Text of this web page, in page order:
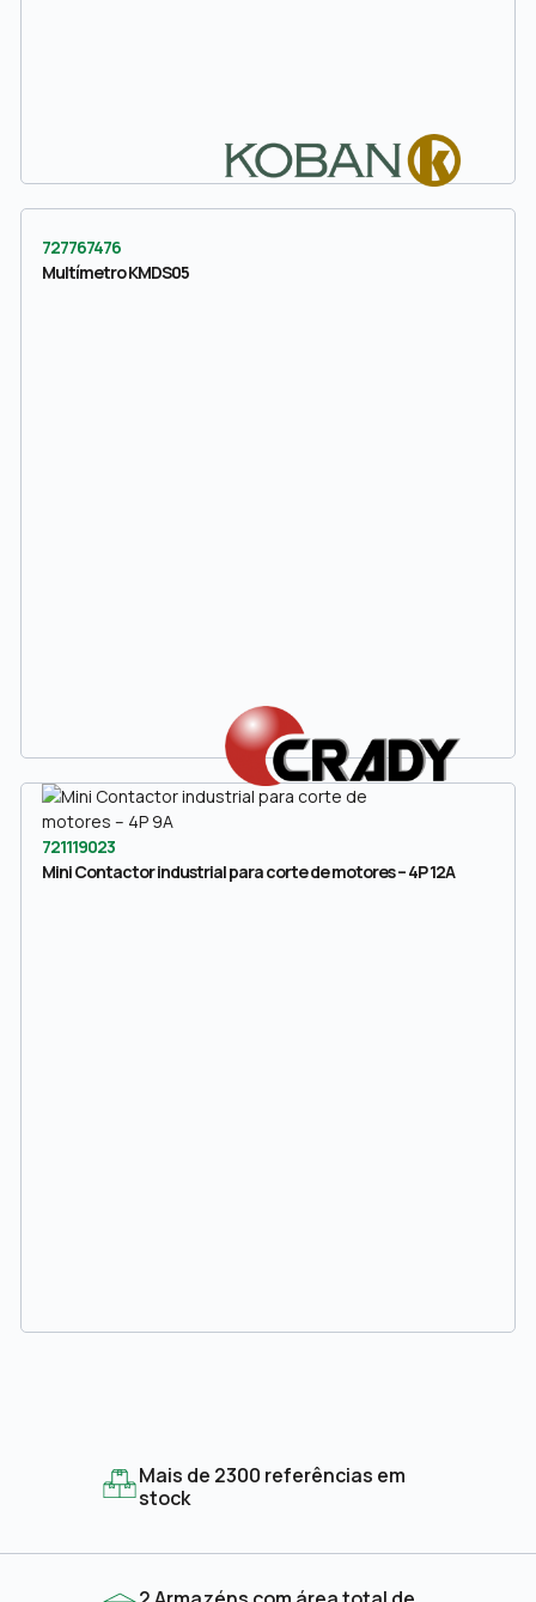
727767476
Multímetro KMDS05
721119023
Mini Contactor industrial para corte de motores – 4P 12A
Mais de 2300 referências em
stock